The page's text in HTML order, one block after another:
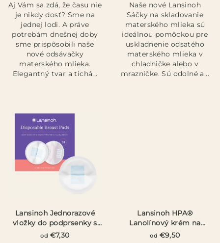
z
5
hviezdičiek.
Aj Vám sa zdá, že času nie
je nikdy dosť? Sme na
jednej lodi. A práve
potrebám dnešnej doby
sme prispôsobili naše
nové odsávačky
materského mlieka.
Elegantný tvar a tichá...
Naše nové Lansinoh
Sáčky na skladovanie
materského mlieka sú
ideálnou pomôckou pre
uskladnenie odsatého
materského mlieka v
chladničke alebo v
mrazničke. Sú odolné a...
Lansinoh Jednorazové
vložky do podprsenky s
Blue Lock jadrom
od €7,30
Lansinoh HPA®
Lanolínový krém na
bolestivé bradavky
od €9,50